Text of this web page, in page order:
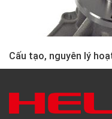
Cấu tạo, nguyên lý